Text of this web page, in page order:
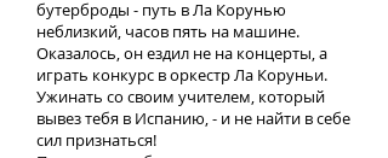
бутерброды - путь в Ла Корунью
неблизкий, часов пять на машине.
Оказалось, он ездил не на концерты, а
играть конкурс в оркестр Ла Коруньи.
Ужинать со своим учителем, который
вывез тебя в Испанию, - и не найти в себе
сил признаться!